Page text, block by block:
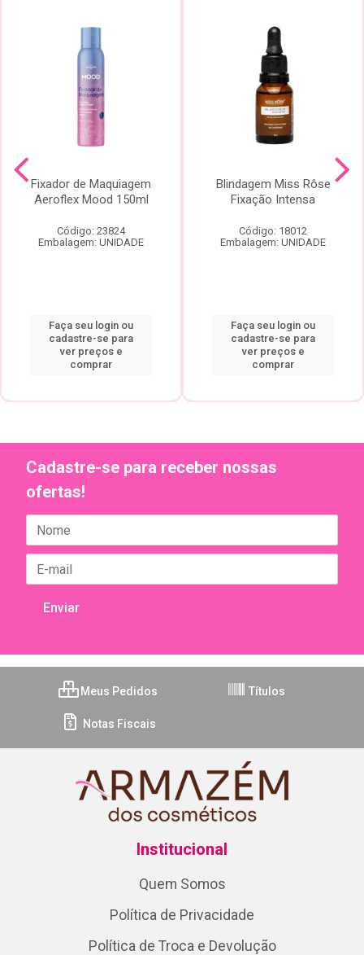
Fixador de Maquiagem
Aeroflex Mood 150ml
Código: 23824
Embalagem: UNIDADE
Faça seu login ou
cadastre-se para
ver preços e
comprar
Blindagem Miss Rôse
Fixação Intensa
Código: 18012
Embalagem: UNIDADE
Faça seu login ou
cadastre-se para
ver preços e
comprar
Cadastre-se para receber nossas
ofertas!
Meus Pedidos Títulos
Notas Fiscais
Institucional
Quem Somos
Política de Privacidade
Política de Troca e Devolução